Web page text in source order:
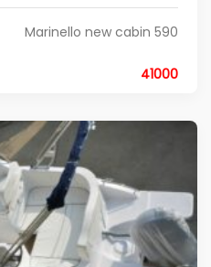
Marinello new cabin 590
41000